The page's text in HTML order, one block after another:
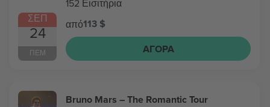
ΣΕΠ
24
ΠΈΜ
152 Εισιτήρια
από113 $
ΑΓΟΡΆ
Bruno Mars – The Romantic Tour